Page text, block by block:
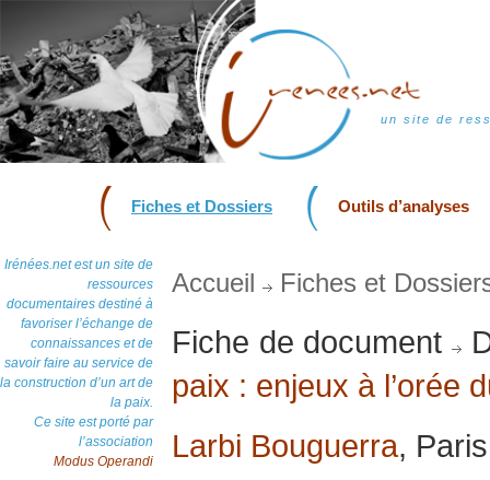
un site de
Fiches et Dossiers Outils d’analyses
Irénées.net est un site de
ressources
documentaires destiné à
favoriser l’échange de
connaissances et de
savoir faire au service de
la construction d’un art de
la paix.
Ce site est porté par
l’association
Modus Operandi
Accueil Fiches et
Fiche de document
paix : enjeux à l’orée
Larbi Bouguerra,